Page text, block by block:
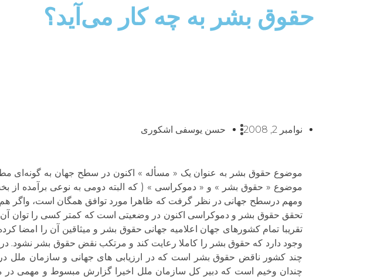
حقوق بشر به چه کار می‌آید؟
نوامبر 2, 2008 حسن یوسفی اشکوری
موضوع حقوق بشر به عنوان یک « مسأله » اکنون در سطح جهان به گونه‌ای
موضوع « حقوق بشر » و « دموکراسی » ( که البته دومی به نوعی برآمده
ومهم درسطح جهانی در نظر گرفت که ظاهرا مورد توافق همگان است، واگر
تحقق حقوق بشر و دموکراسی اکنون در وضعیتی است که کمتر کسی را توان آن
تقریبا تمام کشورهای جهان اعلامیه جهانی حقوق بشر و میثاقین آن را امضا
وجود دارد که حقوق بشر را کاملا رعایت کند و مرتکب نقض حقوق بشر نشود. در
چند کشور ناقض حقوق بشر است که در ارزیابی های جهانی و سازمان ملل
چندان وخیم است که دبیر کل سازمان ملل اخیرا گزارش مبسوط و مهمی در